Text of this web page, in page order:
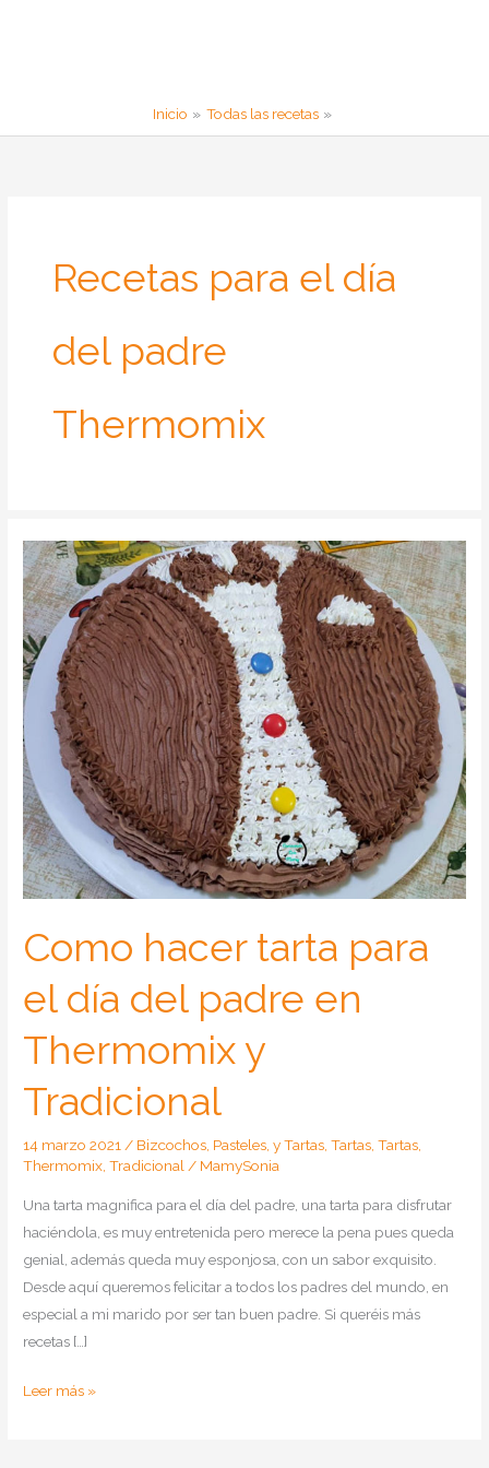
Inicio Todas las recetas
Recetas para el día
del padre
Thermomix
Como hacer tarta para
el día del padre en
Thermomix y
Tradicional
14 marzo 2021/ Bizcochos, Pasteles, y Tartas,Tartas,Tartas,
Thermomix,Tradicional/ MamySonia
Una tarta magnifica para el día del padre, una tarta para disfrutar
haciéndola, es muy entretenida pero merece la pena pues queda
genial, además queda muy esponjosa, con un sabor exquisito.
Desde aquí queremos felicitar a todos los padres del mundo, en
especial a mi marido por ser tan buen padre. Si queréis más
recetas […]
Como
Leer más »